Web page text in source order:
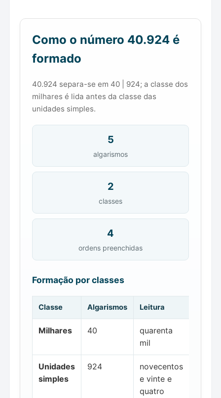
Como o número 40.924 é
formado
40.924 separa-se em 40 | 924; a classe dos
milhares é lida antes da classe das
unidades simples.
5
algarismos
2
classes
4
ordens preenchidas
Formação por classes
Classe Algarismos Leitura
Milhares 40
quarenta
mil
Unidades
simples
924
novecentos
e vinte e
quatro